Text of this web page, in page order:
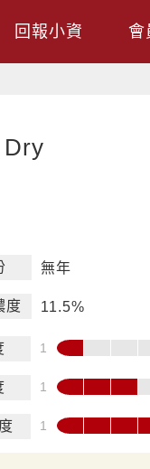
回報小資 會
無年
度 11.5%